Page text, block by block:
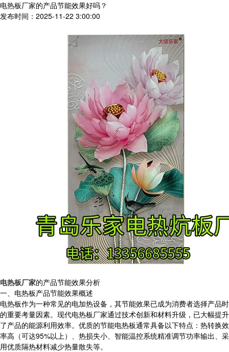
电热板厂家的产品节能效果好吗？
发布时间：2025-11-22 3:00:00
电热板厂家的产品节能效果分析
一、电热板产品节能效果概述
电热板作为一种常见的电加热设备，其节能效果已成为消费者选择产品时
的重要考量因素。现代电热板厂家通过技术创新和材料升级，已大幅提升
了产品的能源利用效率。优质的节能电热板通常具备以下特点：热转换效
率高（可达95%以上）、热损失小、智能温控系统精准调节功率输出、采
用优质隔热材料减少热量散失等。